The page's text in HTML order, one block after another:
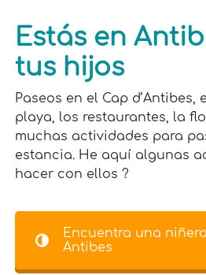
Estás en
tus hijos
Paseos en el Cap
playa, los restaurantes, la
muchas actividades para
estancia. He aquí algunas
hacer con ellos ?
Encuentra una
Antibes